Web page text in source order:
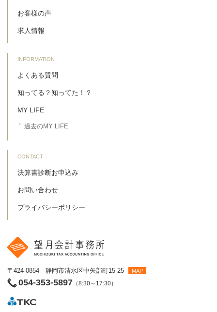
お客様の声
求人情報
INFORMATION
よくある質問
知ってる？知ってた！？
MY LIFE
過去のMY LIFE
CONTACT
決算書診断お申込み
お問い合わせ
プライバシーポリシー
〒424-0854 静岡市清水区中矢部町15-25 MAP
054-353-5897 （8:30～17:30）